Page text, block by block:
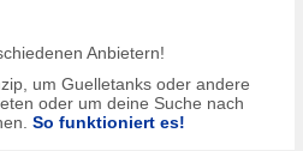
Anbietern!
um Guelletanks oder andere
oder um deine Suche nach
So funktioniert es!